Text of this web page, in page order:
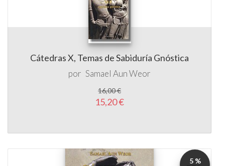
Cátedras X, Temas de Sabiduría Gnóstica
por Samael Aun Weor
16,00 €
15,20 €
5 %